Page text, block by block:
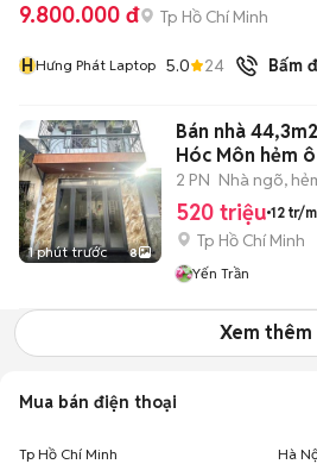
9.800.000 đ Tp Hồ Chí Minh
HHưng Phát Laptop 5.0 24 đã bánBấm
1 phút trước 8
Bán nhà
Hóc Môn hẻm
2 PN Nhà ngõ,
520 triệu 12 tr/
Tp Hồ Chí Minh
Yến Trần
Xem thêm
Mua bán điện thoại
Tp Hồ Chí Minh Hà